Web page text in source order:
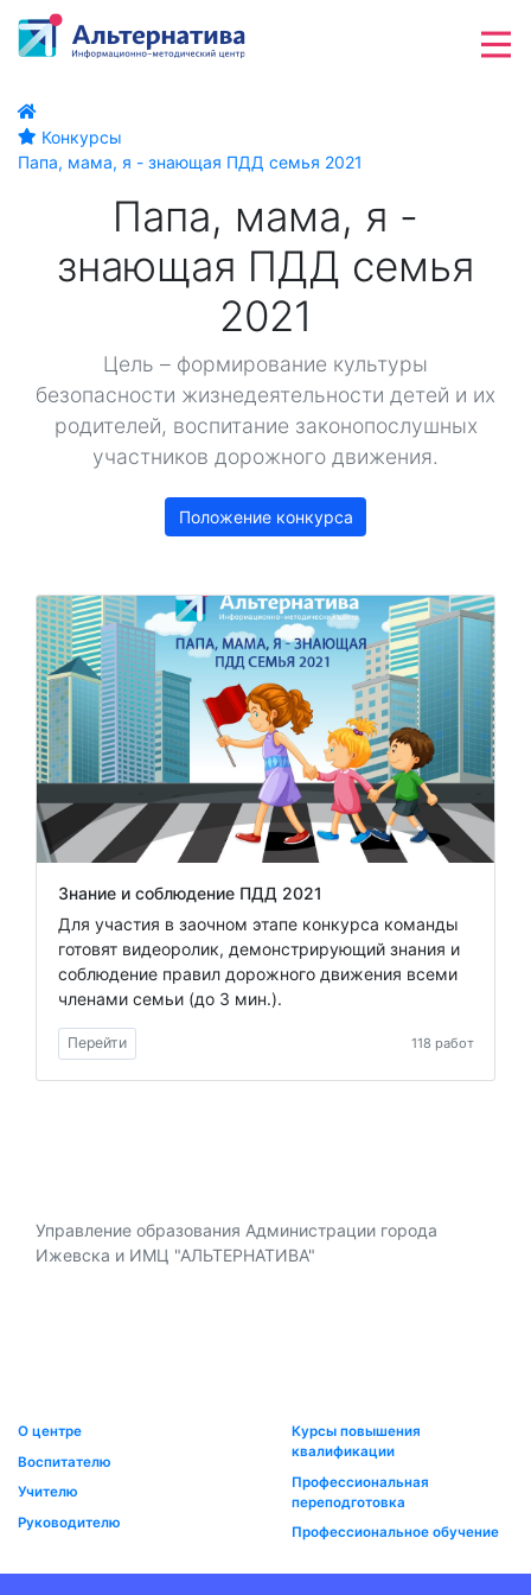
Конкурсы
Папа, мама, я - знающая ПДД семья 2021
Папа, мама, я -
знающая ПДД семья
2021
Цель – формирование культуры
безопасности жизнедеятельности детей и их
родителей, воспитание законопослушных
участников дорожного движения.
Положение конкурса
Знание и соблюдение ПДД 2021
Для участия в заочном этапе конкурса команды
готовят видеоролик, демонстрирующий знания и
соблюдение правил дорожного движения всеми
членами семьи (до 3 мин.).
Перейти 118 работ
Управление образования Администрации города
Ижевска и ИМЦ "АЛЬТЕРНАТИВА"
О центре
Воспитателю
Учителю
Руководителю
Курсы повышения
квалификации
Профессиональная
переподготовка
Профессиональное обучение